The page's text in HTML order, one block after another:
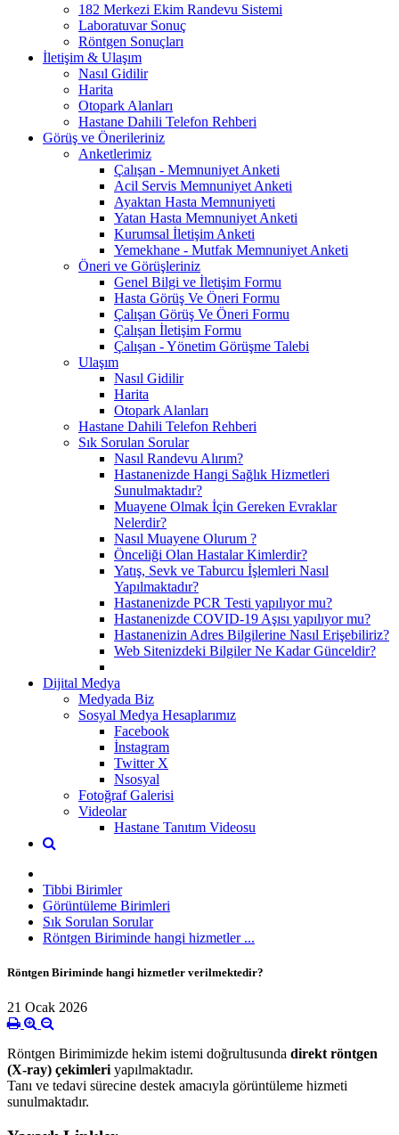
182 Merkezi Ekim Randevu Sistemi
Laboratuvar Sonuç
Röntgen Sonuçları
İletişim & Ulaşım
Nasıl Gidilir
Harita
Otopark Alanları
Hastane Dahili Telefon Rehberi
Görüş ve Önerileriniz
Anketlerimiz
Çalışan - Memnuniyet Anketi
Acil Servis Memnuniyet Anketi
Ayaktan Hasta Memnuniyeti
Yatan Hasta Memnuniyet Anketi
Kurumsal İletişim Anketi
Yemekhane - Mutfak Memnuniyet Anketi
Öneri ve Görüşleriniz
Genel Bilgi ve İletişim Formu
Hasta Görüş Ve Öneri Formu
Çalışan Görüş Ve Öneri Formu
Çalışan İletişim Formu
Çalışan - Yönetim Görüşme Talebi
Ulaşım
Nasıl Gidilir
Harita
Otopark Alanları
Hastane Dahili Telefon Rehberi
Sık Sorulan Sorular
Nasıl Randevu Alırım?
Hastanenizde Hangi Sağlık Hizmetleri
Sunulmaktadır?
Muayene Olmak İçin Gereken Evraklar
Nelerdir?
Nasıl Muayene Olurum ?
Önceliği Olan Hastalar Kimlerdir?
Yatış, Sevk ve Taburcu İşlemleri Nasıl
Yapılmaktadır?
Hastanenizde PCR Testi yapılıyor mu?
Hastanenizde COVID-19 Aşısı yapılıyor mu?
Hastanenizin Adres Bilgilerine Nasıl Erişebiliriz?
Web Sitenizdeki Bilgiler Ne Kadar Günceldir?
Dijital Medya
Medyada Biz
Sosyal Medya Hesaplarımız
Facebook
İnstagram
Twitter X
Nsosyal
Fotoğraf Galerisi
Videolar
Hastane Tanıtım Videosu
Tibbi Birimler
Görüntüleme Birimleri
Sık Sorulan Sorular
Röntgen Biriminde hangi hizmetler ...
Röntgen Biriminde hangi hizmetler verilmektedir?
21 Ocak 2026
Röntgen Birimimizde hekim istemi doğrultusunda direkt röntgen
(X-ray) çekimleri yapılmaktadır.
Tanı ve tedavi sürecine destek amacıyla görüntüleme hizmeti
sunulmaktadır.